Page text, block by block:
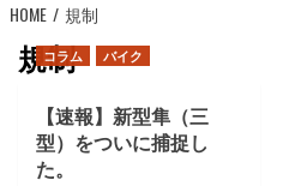
プメ
ニ
ュ
HOME 規制
規制
コラム バイク
【速報】新型隼（三
型）をついに捕捉し
た。